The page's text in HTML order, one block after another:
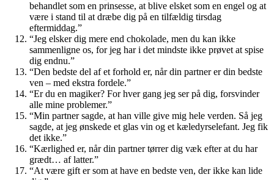
behandlet som en prinsesse, at blive elsket som en engel og at
være i stand til at dræbe dig på en tilfældig tirsdag
eftermiddag.”
“Jeg elsker dig mere end chokolade, men du kan ikke
sammenligne os, for jeg har i det mindste ikke prøvet at spise
dig endnu.”
“Den bedste del af et forhold er, når din partner er din bedste
ven – med ekstra fordele.”
“Er du en magiker? For hver gang jeg ser på dig, forsvinder
alle mine problemer.”
“Min partner sagde, at han ville give mig hele verden. Så jeg
sagde, at jeg ønskede et glas vin og et kæledyrselefant. Jeg fik
det ikke.”
“Kærlighed er, når din partner tørrer dig væk efter at du har
grædt… af latter.”
“At være gift er som at have en bedste ven, der ikke kan lide